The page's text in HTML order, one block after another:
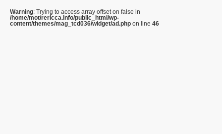
Warning: Trying to access array offset on false in
/home/mot/rericca.info/public_html/wp-
content/themes/mag_tcd036/widget/ad.php on line 46